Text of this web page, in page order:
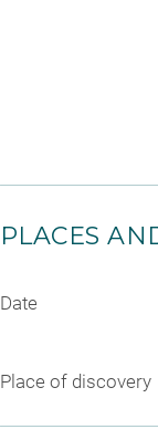
PLACES
Date
Place of discovery